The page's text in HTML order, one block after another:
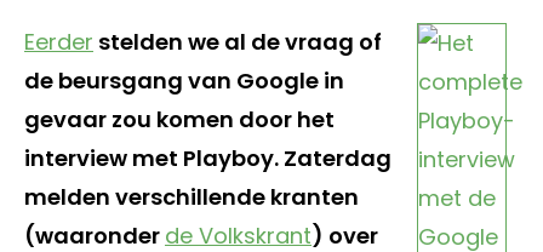
Eerder stelden we al de vraag of
de beursgang van Google in
gevaar zou komen door het
interview met Playboy. Zaterdag
melden verschillende kranten
(waaronder de Volkskrant) over